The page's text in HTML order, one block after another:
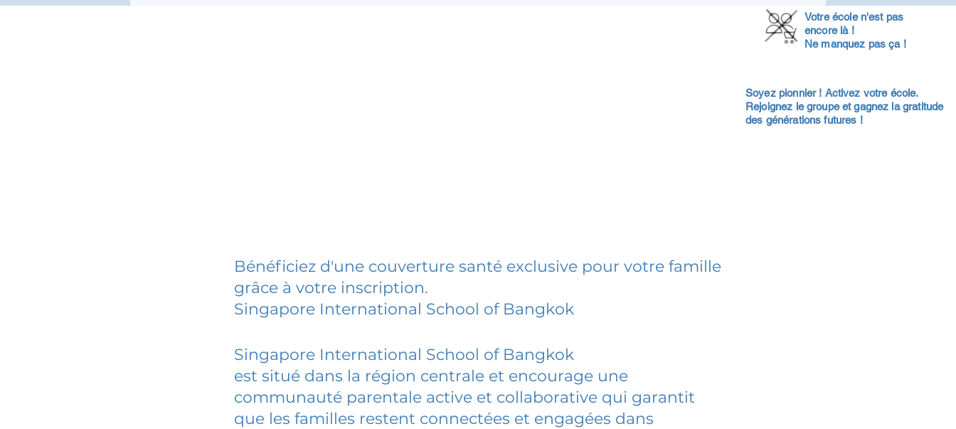
Votre école n'est pas
encore là !
Ne manquez pas ça !
Soyez pionnier ! Activez votre école.
Rejoignez le groupe et gagnez la gratitude
des générations futures !
Bénéficiez d'une couverture santé exclusive pour votre famille
grâce à votre inscription.
Singapore International School of Bangkok
Singapore International School of Bangkok
est situé dans la région centrale et encourage une
communauté parentale active et collaborative qui garantit
que les familles restent connectées et engagées dans